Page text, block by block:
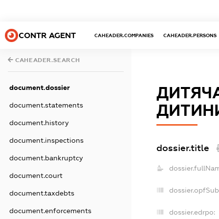
CONTR AGENT CAHEADER.COMPANIES CAHEADER.PERSONS
CAHEADER.SEARCH
document.dossier
document.statements
document.history
document.inspections
document.bankruptcy
document.court
document.taxdebts
document.enforcements
dossier.title
dossier.edrpo: